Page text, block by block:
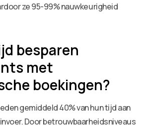
ze 95-99% nauwkeurigheid
besparen
met
boekingen?
gemiddeld 40% van hun tijd aan
Door betrouwbaarheidsniveaus